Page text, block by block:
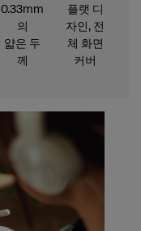
0.33mm
의
얇은 두
께
플랫 디
자인, 전
체 화면
커버